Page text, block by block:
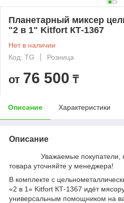
Планетарный миксер
"2 в 1" Kitfort КТ-1367
Нет в наличии
Код: TG
Розница
от 76 500 ₸
Описание Характеристики
Описание
Уважаемые покупатели,
товара уточняйте у менеджера!
В комплекте с
«2 в 1» Kitfort КТ-1367 идёт
универсальным помощником на